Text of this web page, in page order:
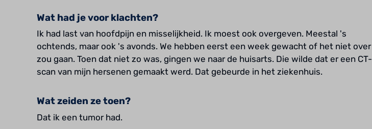
Wat had je voor klachten?
Ik had last van hoofdpijn en misselijkheid. Ik moest ook overgeven. Meestal 's
ochtends, maar ook 's avonds. We hebben eerst een week gewacht of het niet over
zou gaan. Toen dat niet zo was, gingen we naar de huisarts. Die wilde dat er een CT-
scan van mijn hersenen gemaakt werd. Dat gebeurde in het ziekenhuis.
Wat zeiden ze toen?
Dat ik een tumor had.